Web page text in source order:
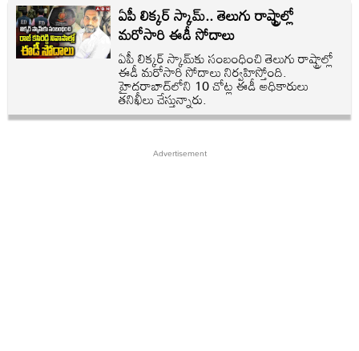
ఏపీ లిక్కర్ స్కామ్.. తెలుగు రాష్ట్రాల్లో
మరోసారి ఈడీ సోదాలు
ఏపీ లిక్కర్ స్కామ్‌‌కు సంబంధించి తెలుగు రాష్ట్రాల్లో
ఈడీ మరోసారి సోదాలు నిర్వహిస్తోంది.
హైదరాబాద్‌లోని 10 చోట్ల ఈడీ అధికారులు
తనిఖీలు చేస్తున్నారు.